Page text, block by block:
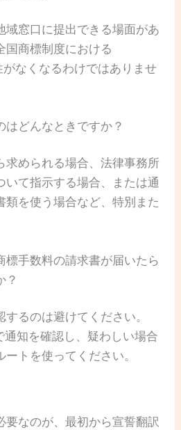
域窓口に提出できる場面があ
国商標制度における
なくなるわけではありませ
はどんなときですか？
求められる場合、法律事務所
いて指示する場合、または通
類を使う場合など、特別また
標手数料の請求書が届いたら
？
るのは避けてください。
通知を確認し、疑わしい場合
トを使ってください。
要なのが、最初から宣誓翻訳